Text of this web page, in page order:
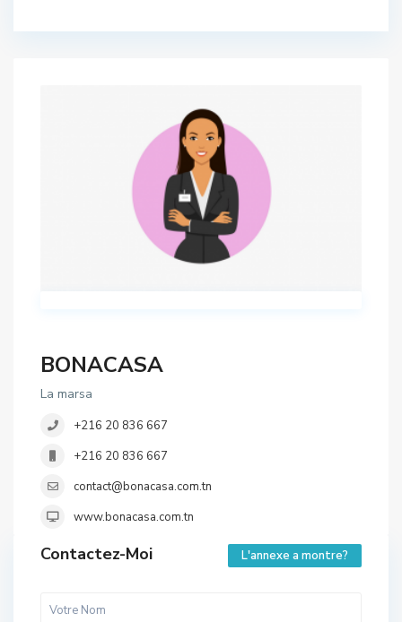
BONACASA
La marsa
+216 20 836 667
+216 20 836 667
contact@bonacasa.com.tn
www.bonacasa.com.tn
Contactez-Moi L'annexe a montre?